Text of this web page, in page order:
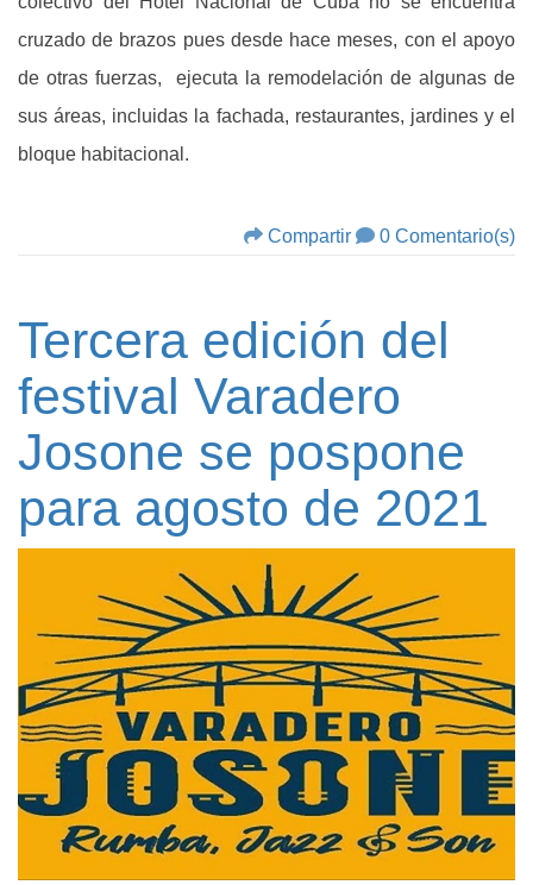
cruzado de brazos pues desde hace meses, con el apoyo
de otras fuerzas, ejecuta la remodelación de algunas de
sus áreas, incluidas la fachada, restaurantes, jardines y el
bloque habitacional.
Compartir 0 Comentario(s)
Tercera edición del
festival Varadero
Josone se pospone
para agosto de 2021